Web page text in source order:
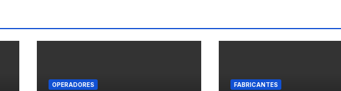
OPERADORES FABRICANTES